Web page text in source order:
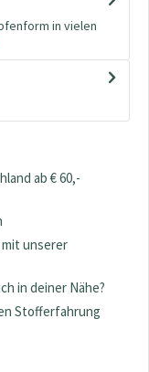
in vielen
ab € 60,-
unserer
in deiner Nähe?
Stofferfahrung